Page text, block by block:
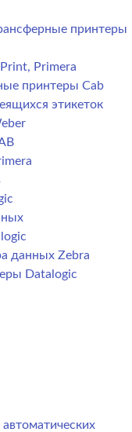
принтеры
Primera
принтеры Cab
этикеток
данных Zebra
Datalogic